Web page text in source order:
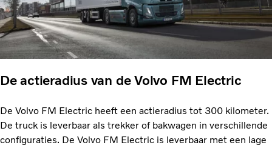
De actieradius van de Volvo FM Electric
De Volvo FM Electric heeft een actieradius tot 300 kilometer.
De truck is leverbaar als trekker of bakwagen in verschillende
configuraties. De Volvo FM Electric is leverbaar met een lage